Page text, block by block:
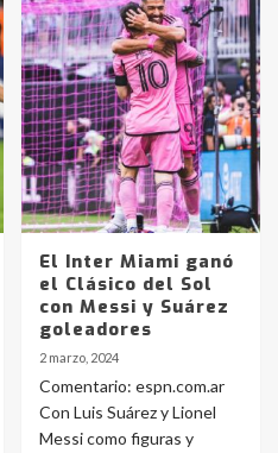
El Inter Miami ganó
el Clásico del Sol
con Messi y Suárez
goleadores
2 marzo, 2024
Comentario: espn.com.ar
Con Luis Suárez y Lionel
Messi como figuras y